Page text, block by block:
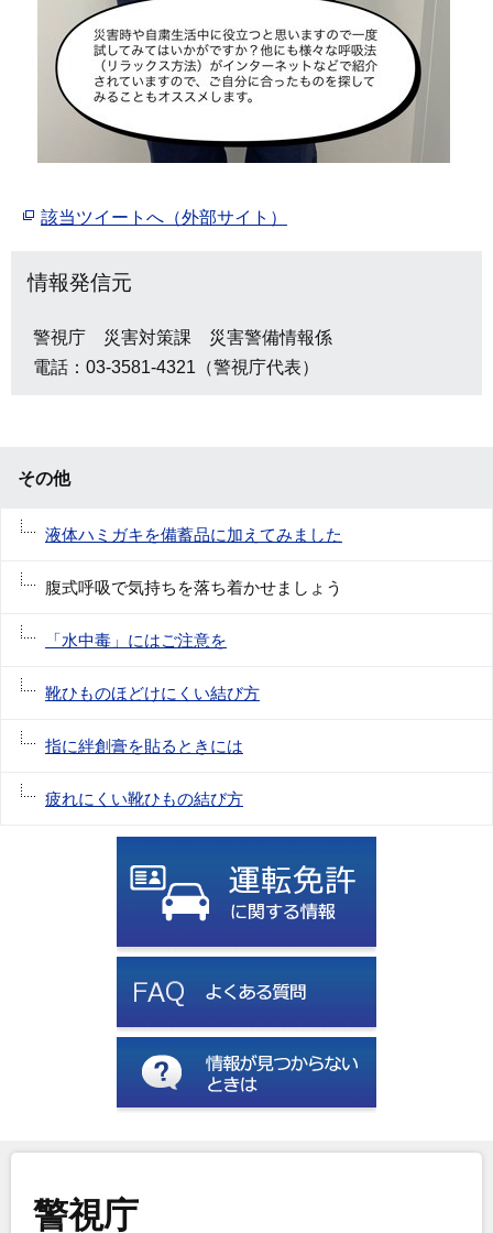
該当ツイートへ（外部サイト）
情報発信元
警視庁 災害対策課 災害警備情報係
電話：03-3581-4321（警視庁代表）
その他
液体ハミガキを備蓄品に加えてみました
腹式呼吸で気持ちを落ち着かせましょう
「水中毒」にはご注意を
靴ひものほどけにくい結び方
指に絆創膏を貼るときには
疲れにくい靴ひもの結び方
警視庁